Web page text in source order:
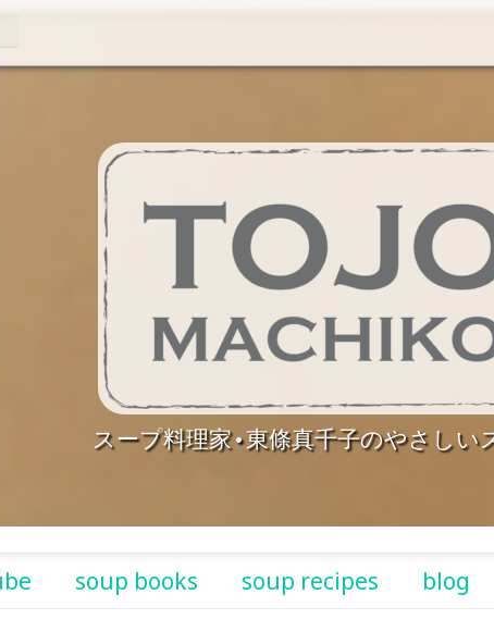
スープ料理家•東條真千子のやさしい
soup books soup recipes blog